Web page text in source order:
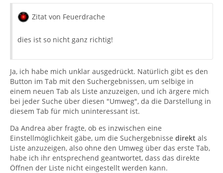
Zitat von Feuerdrache
dies ist so nicht ganz richtig!
Ja, ich habe mich unklar ausgedrückt. Natürlich gibt es den
Button im Tab mit den Suchergebnissen, um selbige in
einem neuen Tab als Liste anzuzeigen, und ich ärgere mich
bei jeder Suche über diesen "Umweg", da die Darstellung in
diesem Tab für mich uninteressant ist.
Da Andrea aber fragte, ob es inzwischen eine
Einstellmöglichkeit gäbe, um die Suchergebnisse direkt als
Liste anzuzeigen, also ohne den Umweg über das erste Tab,
habe ich ihr entsprechend geantwortet, dass das direkte
Öffnen der Liste nicht eingestellt werden kann.